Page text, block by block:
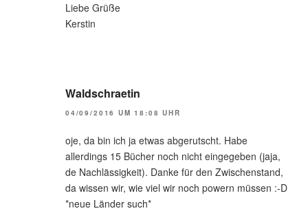
Liebe Grüße
Kerstin
Waldschraetin
04/09/2016 UM 18:08 UHR
oje, da bin ich ja etwas abgerutscht. Habe
allerdings 15 Bücher noch nicht eingegeben (jaja,
de Nachlässigkeit). Danke für den Zwischenstand,
da wissen wir, wie viel wir noch powern müssen :-D
*neue Länder such*